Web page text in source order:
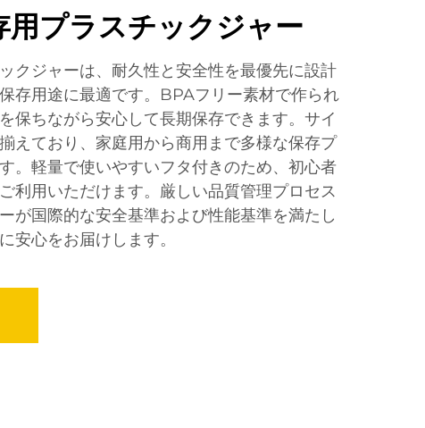
用プラスチックジャー
クジャーは、耐久性と安全性を最優先に設計
存用途に最適です。BPAフリー素材で作られ
保ちながら安心して長期保存できます。サイ
えており、家庭用から商用まで多様な保存プ
。軽量で使いやすいフタ付きのため、初心者
利用いただけます。厳しい品質管理プロセス
が国際的な安全基準および性能基準を満たし
安心をお届けします。